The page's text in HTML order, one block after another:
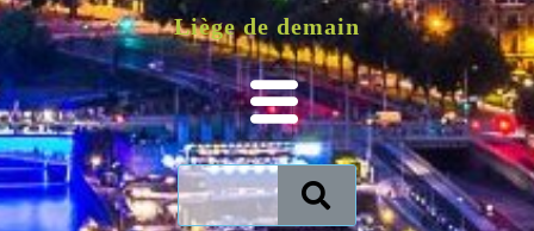
Liège de demain